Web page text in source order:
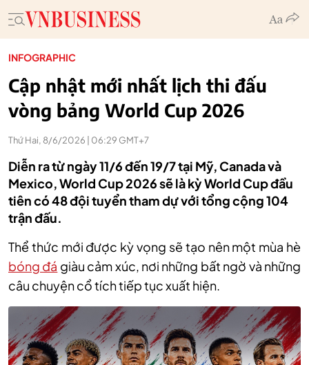
INFOGRAPHIC
Cập nhật mới nhất lịch thi đấu
vòng bảng World Cup 2026
Thứ Hai, 8/6/2026 | 06:29 GMT+7
Diễn ra từ ngày 11/6 đến 19/7 tại Mỹ, Canada và
Mexico, World Cup 2026 sẽ là kỳ World Cup đầu
tiên có 48 đội tuyển tham dự với tổng cộng 104
trận đấu.
Thể thức mới được kỳ vọng sẽ tạo nên một mùa hè
bóng đá giàu cảm xúc, nơi những bất ngờ và những
câu chuyện cổ tích tiếp tục xuất hiện.